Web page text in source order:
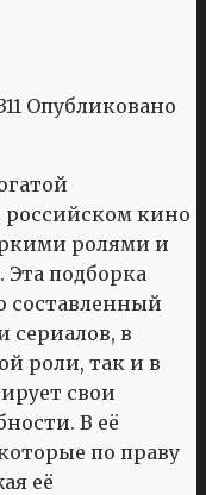
Опубликовано
российском кино
ролями и
подборка
составленный
сериалов, в
роли, так и в
свои
В её
по праву
её